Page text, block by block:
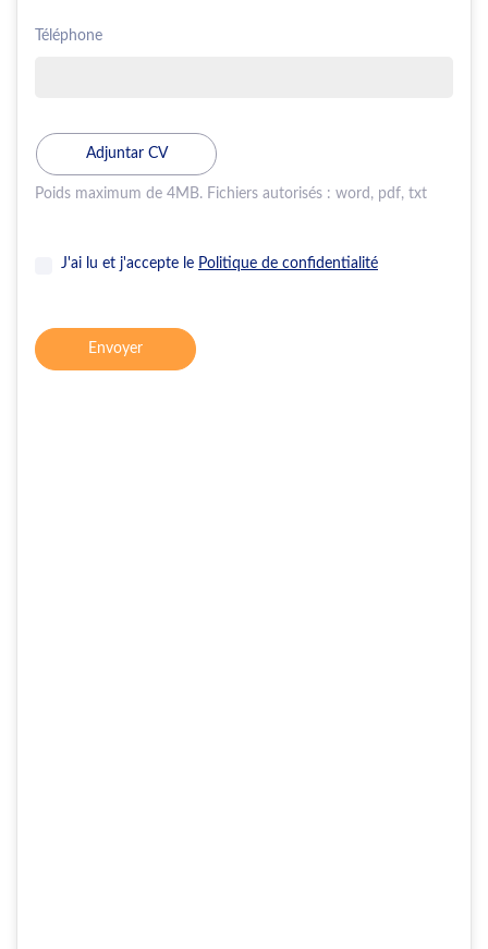
Téléphone
Poids maximum de 4MB. Fichiers autorisés : word, pdf, txt
J'ai lu et j'accepte le Politique de confidentialité
Envoyer